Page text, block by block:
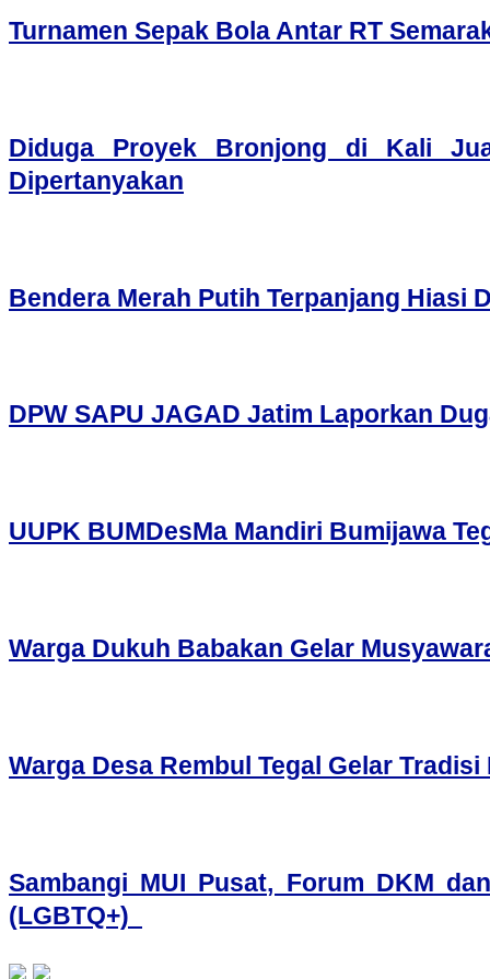
Turnamen Sepak Bola Antar RT
Diduga Proyek Bronjong di Kali
Dipertanyakan
Bendera Merah Putih Terpanjang Hiasi
DPW SAPU JAGAD Jatim Laporkan
UUPK BUMDesMa Mandiri Bumijawa
Warga Dukuh Babakan Gelar
Warga Desa Rembul Tegal Gelar
Sambangi MUI Pusat, Forum DKM
(LGBTQ+)